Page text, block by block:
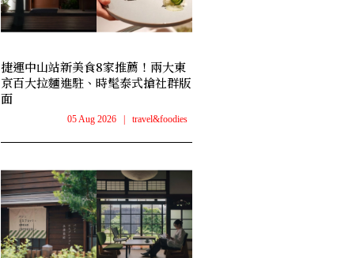
捷運中山站新美食8家推薦！兩大東
京百大拉麵進駐、時髦泰式搶社群版
面
05 Aug 2026 | travel&foodies